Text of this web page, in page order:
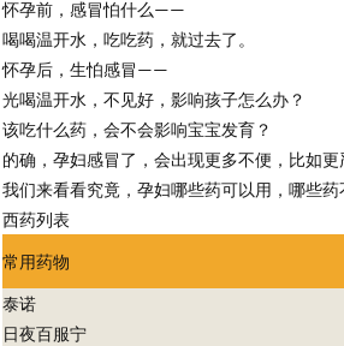
怀孕前，感冒怕什么——
喝喝温开水，吃吃药，就过去了。
怀孕后，生怕感冒 ——
光喝温开水，不见好，影响孩子怎么办？
该吃什么药，会不会影响宝宝发育？
的确，孕妇感冒了，会出现更多不便，比如更
我们来看看究竟，孕妇哪些药可以用，哪些药
西药列表
常用药物
泰诺
日夜百服宁